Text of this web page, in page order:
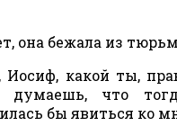
она бежала из
какой ты,
что
бы явиться ко